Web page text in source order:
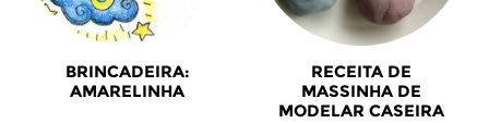
BRINCADEIRA:
AMARELINHA
RECEITA DE
MASSINHA DE
MODELAR CASEIRA